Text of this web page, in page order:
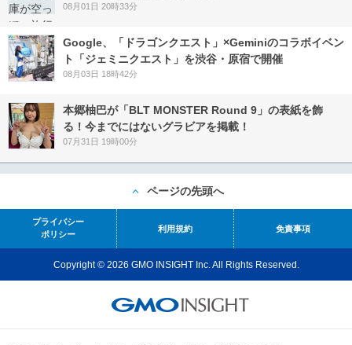
08月01日 20時33分
Google、「ドラゴンクエスト」×Geminiのコラボイベン
ト「ジェミニクエスト」を渋谷・原宿で開催
08月03日 18時42分
本郷柚巴が「BLT MONSTER Round 9」の表紙を飾
る！今までにはないグラビアを掲載！
07月31日 19時00分
ページの先頭へ
プライバシー
ポリシー
利用規約 免責事項
Copyright © 2026 GMO INSIGHT Inc. All Rights Reserved.